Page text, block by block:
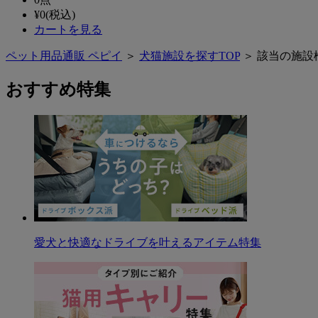
¥0(税込)
カートを見る
ペット用品通販 ペピイ ＞ 犬猫施設を探すTOP＞ 該当の施設
おすすめ特集
愛犬と快適なドライブを叶えるアイテム特集